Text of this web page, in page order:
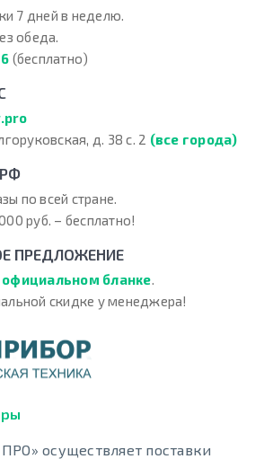
7 дней в неделю.
обеда.
(бесплатно)
д. 38 с. 2 (все города)
по всей стране.
руб. – бесплатно!
ПРЕДЛОЖЕНИЕ
официальном бланке
скидке у менеджера!
осуществляет поставки